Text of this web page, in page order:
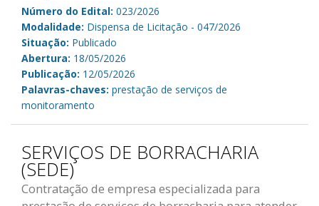
Número do Edital: 023/2026
Modalidade: Dispensa de Licitação - 047/2026
Situação: Publicado
Abertura: 18/05/2026
Publicação: 12/05/2026
Palavras-chaves: prestação de serviços de
monitoramento
SERVIÇOS DE BORRACHARIA
(SEDE)
Contratação de empresa especializada para